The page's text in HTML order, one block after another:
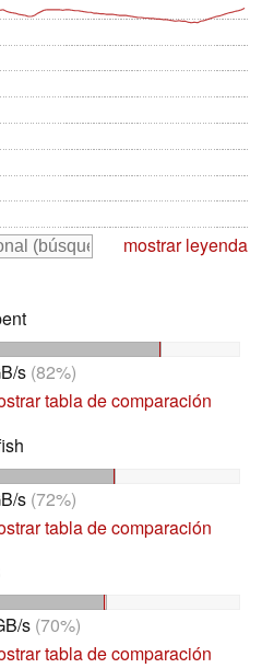
mostrar leyenda
s(82%)
tabla de comparación
s(72%)
tabla de comparación
s (70%)
tabla de comparación